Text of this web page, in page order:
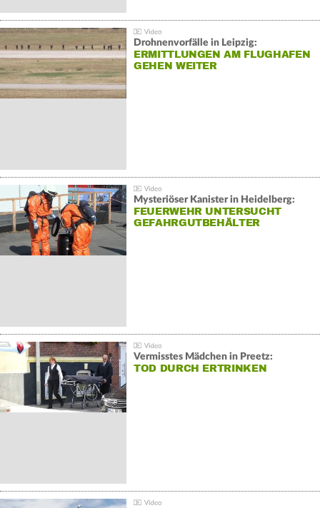
Drohnenvorfälle in Leipzig:
ERMITTLUNGEN AM FLUGHAFEN
GEHEN WEITER
Mysteriöser Kanister in Heidelberg:
FEUERWEHR UNTERSUCHT
GEFAHRGUTBEHÄLTER
Vermisstes Mädchen in Preetz:
TOD DURCH ERTRINKEN